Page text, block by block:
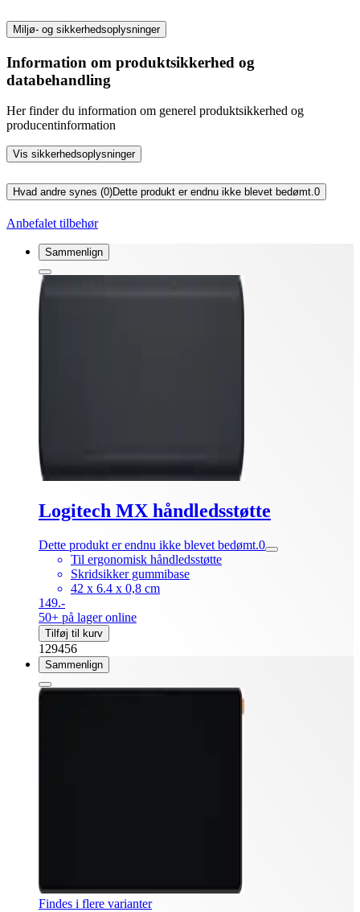
Miljø- og sikkerhedsoplysninger
Information om produktsikkerhed og
databehandling
Her finder du information om generel produktsikkerhed og
producentinformation
Vis sikkerhedsoplysninger
Hvad andre synes (0)Dette produkt er endnu ikke blevet bedømt.0
Anbefalet tilbehør
Sammenlign
Logitech MX håndledsstøtte
Dette produkt er endnu ikke blevet bedømt.0
Til ergonomisk håndledsstøtte
Skridsikker gummibase
42 x 6.4 x 0,8 cm
149.-
50+ på lager online
Tilføj til kurv
129456
Sammenlign
Findes i flere varianter